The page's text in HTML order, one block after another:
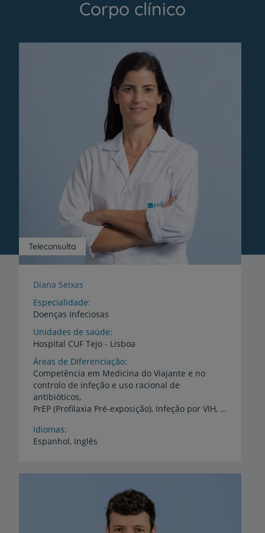
Corpo clínico
Teleconsulta
Diana Seixas
Especialidade
Doenças Infeciosas
Unidades de saúde
Hospital CUF Tejo - Lisboa
Áreas de Diferenciação
Competência em Medicina do Viajante e no
controlo de infeção e uso racional de
antibióticos,
PrEP (Profilaxia Pré-exposição), Infeção por VIH, Infeção em Imunomodulação - avaliação de risco de infeção, Hepatites víricas, Medicina Tropical, Medicina do viajante, Tuberculose, Zoonoses, Infeções sexualmente transmissíveis, Infeções associadas aos cuidados de saúde, Controlo de infeção hospitalar
Idiomas
Espanhol, Inglês